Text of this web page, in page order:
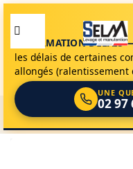
INFORMATION DÉLAIS
les délais de certaines
allongés (ralentissement
UNE
02 97
selm appareils de